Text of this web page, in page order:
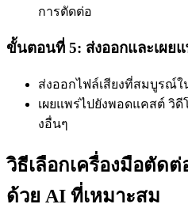
การตัดต่อ
ขั้นตอนที่ 5: ส่งออกและเผย
ส่งออกไฟล์เสียงที่สมบูรณ์
เผยแพร่ไปยังพอดแคสต์ วิ
งอื่นๆ
วิธีเลือกเครื่องมือตัดต่
ด้วย AI ที่เหมาะสม